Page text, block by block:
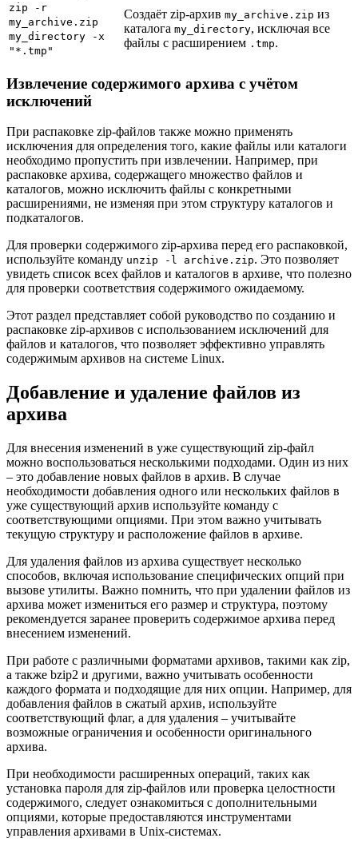
zip -r
my_archive.zip
my_directory -x
"*.tmp"
Создаёт zip-архив my_archive.zip из
каталога my_directory, исключая все
файлы с расширением .tmp.
Извлечение содержимого архива с учётом
исключений
При распаковке zip-файлов также можно применять
исключения для определения того, какие файлы или каталоги
необходимо пропустить при извлечении. Например, при
распаковке архива, содержащего множество файлов и
каталогов, можно исключить файлы с конкретными
расширениями, не изменяя при этом структуру каталогов и
подкаталогов.
Для проверки содержимого zip-архива перед его распаковкой,
используйте команду unzip -l archive.zip. Это позволяет
увидеть список всех файлов и каталогов в архиве, что полезно
для проверки соответствия содержимого ожидаемому.
Этот раздел представляет собой руководство по созданию и
распаковке zip-архивов с использованием исключений для
файлов и каталогов, что позволяет эффективно управлять
содержимым архивов на системе Linux.
Добавление и удаление файлов из
архива
Для внесения изменений в уже существующий zip-файл
можно воспользоваться несколькими подходами. Один из них
– это добавление новых файлов в архив. В случае
необходимости добавления одного или нескольких файлов в
уже существующий архив используйте команду с
соответствующими опциями. При этом важно учитывать
текущую структуру и расположение файлов в архиве.
Для удаления файлов из архива существует несколько
способов, включая использование специфических опций при
вызове утилиты. Важно помнить, что при удалении файлов из
архива может измениться его размер и структура, поэтому
рекомендуется заранее проверить содержимое архива перед
внесением изменений.
При работе с различными форматами архивов, такими как zip,
а также bzip2 и другими, важно учитывать особенности
каждого формата и подходящие для них опции. Например, для
добавления файлов в сжатый архив, используйте
соответствующий флаг, а для удаления – учитывайте
возможные ограничения и особенности оригинального
архива.
При необходимости расширенных операций, таких как
установка пароля для zip-файлов или проверка целостности
содержимого, следует ознакомиться с дополнительными
опциями, которые предоставляются инструментами
управления архивами в Unix-системах.